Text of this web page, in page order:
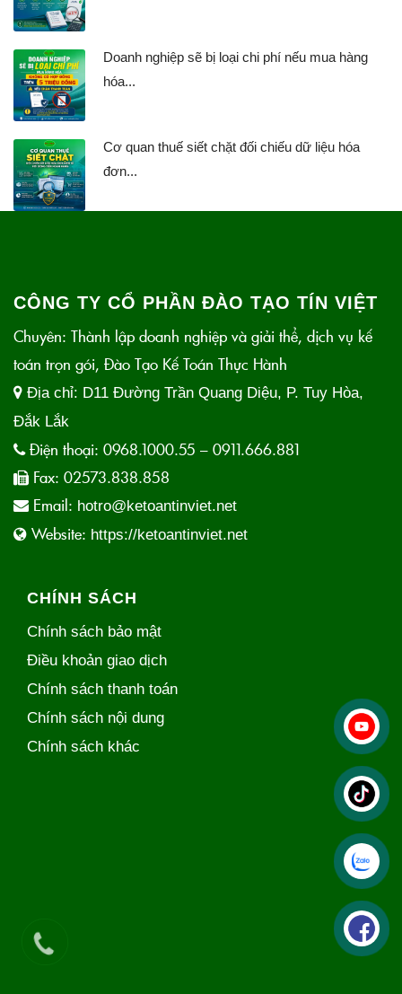
Doanh nghiệp sẽ bị loại chi phí nếu mua hàng
hóa...
Cơ quan thuế siết chặt đối chiếu dữ liệu hóa
đơn...
CÔNG TY CỔ PHẦN ĐÀO TẠO TÍN VIỆT
Chuyên: Thành lập doanh nghiệp và giải thể, dịch vụ kế
toán trọn gói, Đào Tạo Kế Toán Thực Hành
Địa chỉ: D11 Đường Trần Quang Diệu, P. Tuy Hòa,
Đắk Lắk
Điện thoại: 0968.1000.55 – 0911.666.881
Fax: 02573.838.858
Email: hotro@ketoantinviet.net
Website: https://ketoantinviet.net
CHÍNH SÁCH
Chính sách bảo mật
Điều khoản giao dịch
Chính sách thanh toán
Chính sách nội dung
Chính sách khác